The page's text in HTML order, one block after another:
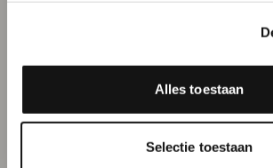
Alles toestaan
Selectie toestaan
tuinposter drukken. Tip: je kunt je
spandoek materiaal